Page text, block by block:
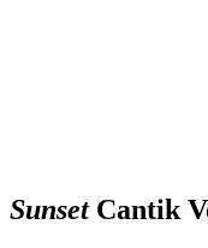
Sunset Cantik